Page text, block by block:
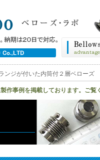
ンジが付いた内筒付２層ベローズ
作事例を掲載しております。ご覧